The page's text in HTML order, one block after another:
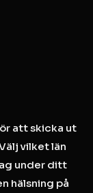
att skicka ut
vilket län
under ditt
hälsning på